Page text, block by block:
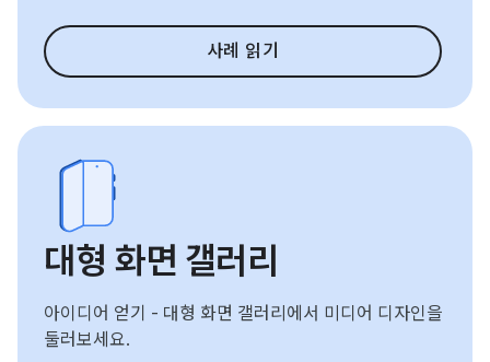
사례 읽기
대형 화면 갤러리
아이디어 얻기 - 대형 화면 갤러리에서 미디어 디자인을
둘러보세요.